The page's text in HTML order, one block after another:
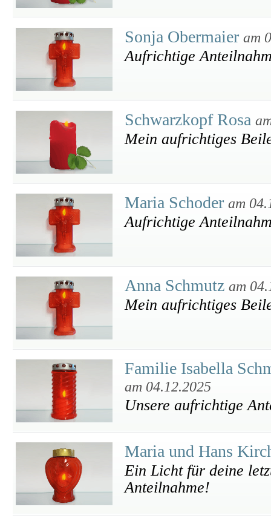
Sonja Obermaier am
Aufrichtige
Schwarzkopf Rosa
Mein aufrichtiges
Maria Schoder am
Aufrichtige
Anna Schmutz am
Mein aufrichtiges
Familie Isabella
am 04.12.2025
Unsere aufrichtige
Maria und Hans
Ein Licht für deine
Anteilnahme!